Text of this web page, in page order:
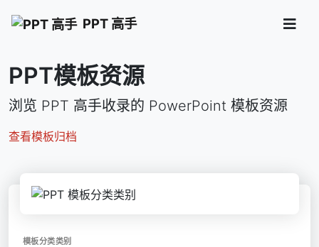
PPT 高手
PPT模板资源
浏览 PPT 高手收录的 PowerPoint 模板资源
查看模板归档
模板分类类别